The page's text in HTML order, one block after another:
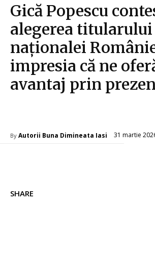
Gică Popescu
alegerea titularului
naționalei
impresia că ne
avantaj prin
By Autorii Buna Dimineata Iasi 31 martie
SHARE